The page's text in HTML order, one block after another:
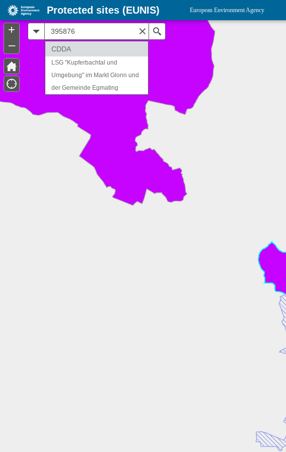
+
–
CDDA
LSG "Kupferbachtal und
Umgebung" im Markt Glonn und
der Gemeinde Egmating
Protected sites (EUNIS) European Environment Agency